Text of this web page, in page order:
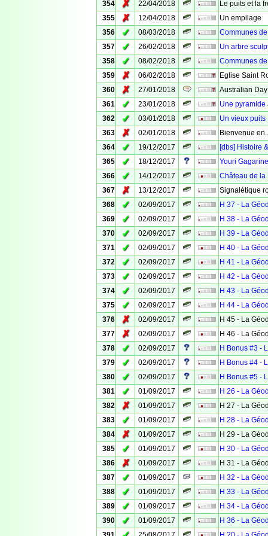
354
✗ 22/04/2018
Le puits et la
355
✗ 12/04/2018
Un empilage
356
✓ 08/03/2018
Communes
357
✓ 26/02/2018
Un arbre
358
✓ 08/02/2018
Communes
359
✗ 06/02/2018
Eglise Saint
360
✗ 27/01/2018
Australian
361
✓ 23/01/2018
Une pyramide
362
✓ 03/01/2018
Un vieux puits
363
✗ 02/01/2018
Bienvenue
364
✓ 19/12/2017
[dbs] Histoire
365
✓ 18/12/2017
Youri Gagarine
366
✓ 14/12/2017
Château de la
367
✗ 13/12/2017
Signalétique
368
✓ 02/09/2017
H 37 - La
369
✓ 02/09/2017
H 38 - La
370
✓ 02/09/2017
H 39 - La
371
✓ 02/09/2017
H 40 - La
372
✓ 02/09/2017
H 41 - La
373
✓ 02/09/2017
H 42 - La
374
✓ 02/09/2017
H 43 - La
375
✓ 02/09/2017
H 44 - La
376
✗ 02/09/2017
H 45 - La
377
✗ 02/09/2017
H 46 - La
378
✓ 02/09/2017
H Bonus #3 -
379
✓ 02/09/2017
H Bonus #4 -
380
✓ 02/09/2017
H Bonus #5 -
381
✓ 01/09/2017
H 26 - La
382
✗ 01/09/2017
H 27 - La
383
✓ 01/09/2017
H 28 - La
384
✗ 01/09/2017
H 29 - La
385
✓ 01/09/2017
H 30 - La
386
✗ 01/09/2017
H 31 - La
387
✓ 01/09/2017
H 32 - La
388
✓ 01/09/2017
H 33 - La
389
✓ 01/09/2017
H 34 - La
390
✓ 01/09/2017
H 36 - La